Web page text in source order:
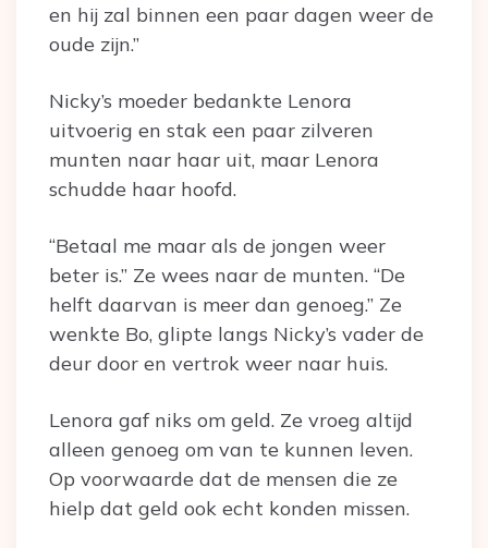
en hij zal binnen een paar dagen weer de
oude zijn.”
Nicky’s moeder bedankte Lenora
uitvoerig en stak een paar zilveren
munten naar haar uit, maar Lenora
schudde haar hoofd.
“Betaal me maar als de jongen weer
beter is.” Ze wees naar de munten. “De
helft daarvan is meer dan genoeg.” Ze
wenkte Bo, glipte langs Nicky’s vader de
deur door en vertrok weer naar huis.
Lenora gaf niks om geld. Ze vroeg altijd
alleen genoeg om van te kunnen leven.
Op voorwaarde dat de mensen die ze
hielp dat geld ook echt konden missen.